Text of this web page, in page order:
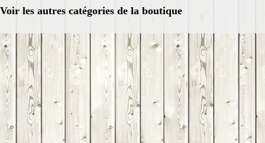
Voir les autres catégories de la boutique